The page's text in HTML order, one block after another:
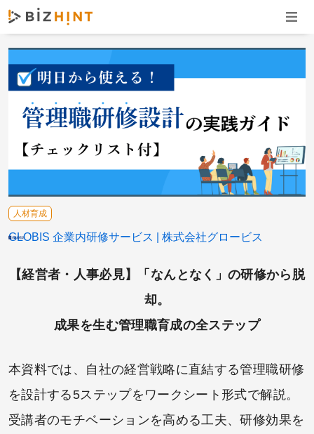
ナビ
【経営者・人事必見】「なんとなく」の研修から脱
却。
成果を生む管理職育成の全ステップ
本資料では、自社の経営戦略に直結する管理職研修
を設計する5ステップをワークシート形式で解説。
受講者のモチベーションを高める工夫、研修効果を
人材育成
GLOBIS 企業内研修サービス 株式会社グロービス